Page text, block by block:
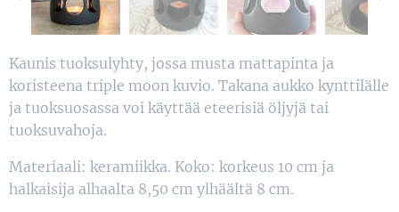
Kaunis tuoksulyhty, jossa musta mattapinta ja
koristeena triple moon kuvio. Takana aukko kynttilälle
ja tuoksuosassa voi käyttää eteerisiä öljyjä tai
tuoksuvahoja.
Materiaali: keramiikka. Koko: korkeus 10 cm ja
halkaisija alhaalta 8,50 cm ylhäältä 8 cm.